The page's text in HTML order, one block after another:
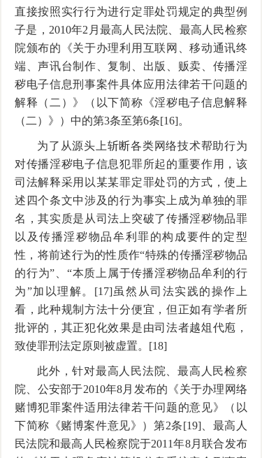
直接按照实行行为进行定罪处罚规定的典型例
子是，2010年2月最高人民法院、最高人民检察
院颁布的《关于办理利用互联网、移动通讯终
端、声讯台制作、复制、出版、贩卖、传播淫
秽电子信息刑事案件具体应用法律若干问题的
解释（二）》（以下简称《淫秽电子信息解释
（二）》）中的第3条至第6条[16]。
为了从源头上斩断各类网络技术帮助行为
对传播淫秽电子信息犯罪所起的重要作用，该
司法解释采用以某某罪定罪处罚的方式，使上
述四个条文中涉及的行为事实上成为单独的罪
名，其实质是从司法上突破了传播淫秽物品罪
以及传播淫秽物品牟利罪的构成要件的定型
性，将前述行为的性质作“特殊的传播淫秽物品
的行为”、“本质上属于传播淫秽物品牟利的行
为”加以理解。[17]虽然从司法实践的操作上
看，此种规制方法十分便宜，但正如有学者所
批评的，其正犯化效果是由司法者越俎代庖，
致使罪刑法定原则被虚置。[18]
此外，针对最高人民法院、最高人民检察
院、公安部于2010年8月发布的《关于办理网络
赌博犯罪案件适用法律若干问题的意见》（以
下简称《赌博案件意见》）第2条[19]、最高人
民法院和最高人民检察院于2011年8月联合发布